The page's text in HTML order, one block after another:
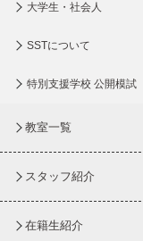
大学生・社会人
SSTについて
特別支援学校 公開模試
教室一覧
スタッフ紹介
在籍生紹介